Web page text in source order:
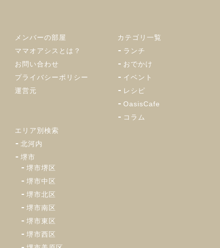
メンバーの部屋
ママオアシスとは？
お問い合わせ
プライバシーポリシー
運営元
カテゴリ一覧
ランチ
おでかけ
イベント
レシピ
OasisCafe
コラム
エリア別検索
北河内
堺市
堺市堺区
堺市中区
堺市北区
堺市南区
堺市東区
堺市西区